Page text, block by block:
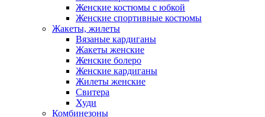
Женские костюмы с юбкой
Женские спортивные костюмы
Жакеты, жилеты
Вязаные кардиганы
Жакеты женские
Женские болеро
Женские кардиганы
Жилеты женские
Свитера
Худи
Комбинезоны